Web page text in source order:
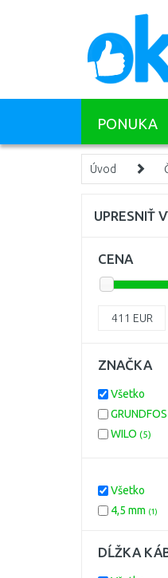
PONUKA
Úvod
UPRESNIŤ
CENA
411 EUR
ZNAČKA
Všetko
GRUNDFOS
WILO (5)
Všetko
4,5 mm (1)
DĹŽKA